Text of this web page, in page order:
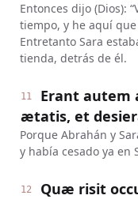
Entonces dijo (Dios):
tiempo, y he aquí
Entretanto Sara
tienda, detrás de él.
11
Erant autem
ætatis, et
Porque Abrahán y
y había cesado ya en
12
Quæ risit